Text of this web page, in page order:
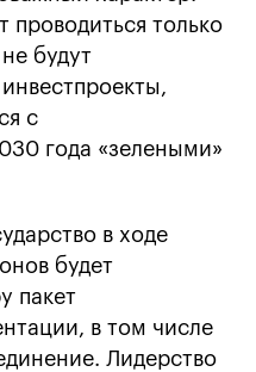
проводиться только
будут
с
года «зелеными»
в ходе
будет
пакет
в том числе
Лидерство